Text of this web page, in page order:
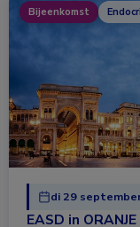
Bijeenkomst
di 29
EASD in